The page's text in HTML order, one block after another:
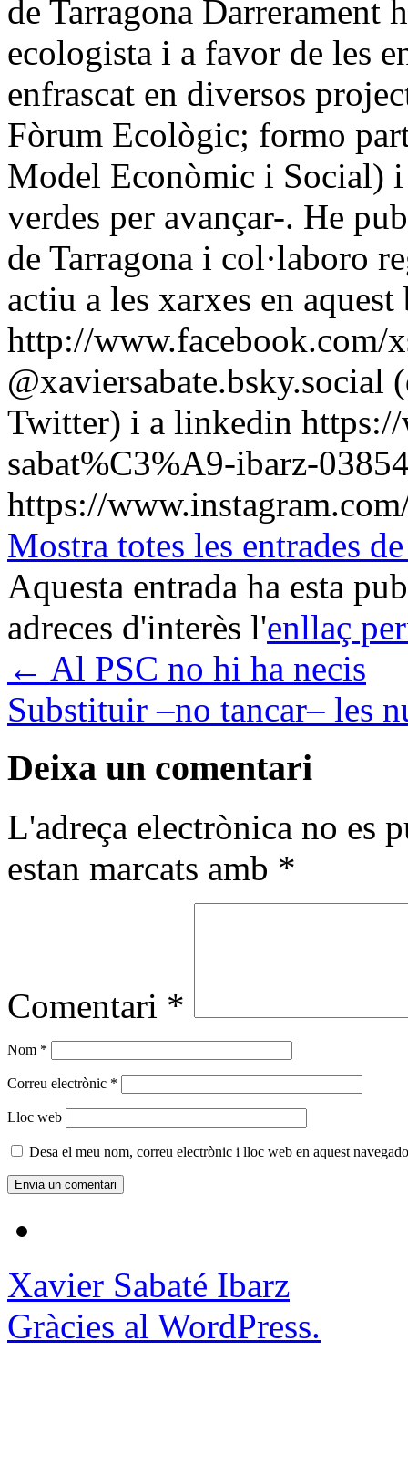
de Tarragona Darrerament
ecologista i a favor de les
enfrascat en diversos
Fòrum Ecològic; formo
Model Econòmic i Social)
verdes per avançar-. He
de Tarragona i col·laboro
actiu a les xarxes en
http://www.facebook.com/
@xaviersabate.bsky.social
Twitter) i a linkedin
sabat%C3%A9-ibarz-
https://
Mostra totes les entrades
Aquesta entrada ha esta
adreces d'interès l'enllaç
← Al PSC no hi ha necis
Substituir –no tancar– les
Deixa un comentari
L'adreça electrònica no es
estan marcats amb *
Comentari *
Nom *
Correu electrònic *
Lloc web
Desa el meu nom, correu electrònic i lloc web en aquest
Xavier Sabaté Ibarz
Gràcies al WordPress.